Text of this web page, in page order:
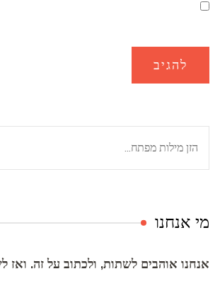
מי אנחנו
אנחנו אוהבים לשתות, ולכתוב על זה. ואז